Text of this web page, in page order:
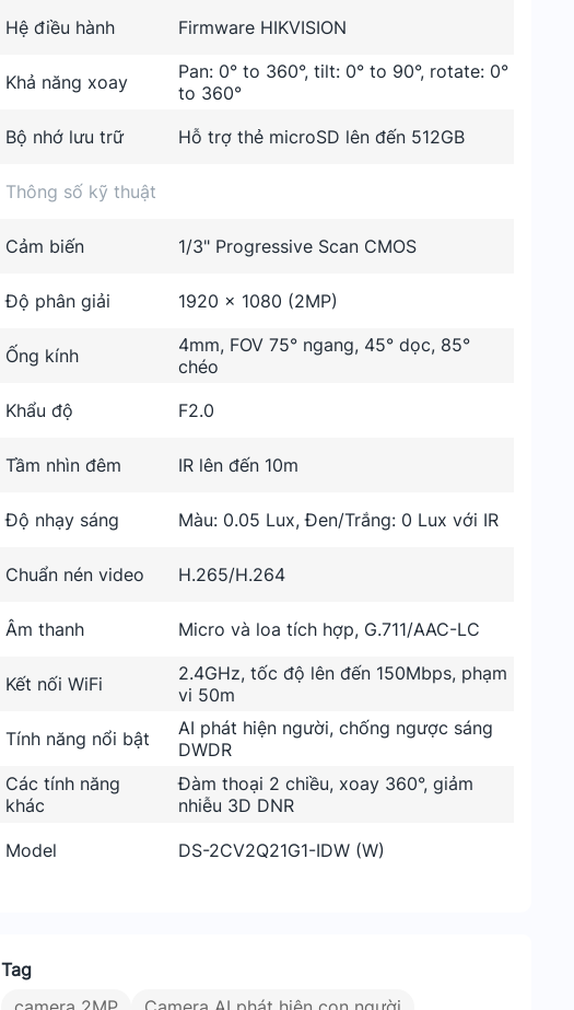
Hệ điều hành Firmware HIKVISION
Khả năng xoay
Pan: 0° to 360°, tilt: 0° to 90°, rotate: 0°
to 360°
Bộ nhớ lưu trữ
Hỗ trợ thẻ microSD lên đến 512GB
Thông số kỹ thuật
Cảm biến 1/3" Progressive Scan CMOS
Độ phân giải 1920 × 1080 (2MP)
Ống kính
4mm, FOV 75° ngang, 45° dọc, 85°
chéo
Khẩu độ
F2.0
Tầm nhìn đêm IR lên đến 10m
Độ nhạy sáng Màu: 0.05 Lux, Đen/Trắng: 0 Lux với IR
Chuẩn nén video H.265/H.264
Âm thanh Micro và loa tích hợp, G.711/AAC-LC
Kết nối WiFi
2.4GHz, tốc độ lên đến 150Mbps, phạm
vi 50m
Tính năng nổi bật
AI phát hiện người, chống ngược sáng
DWDR
Các tính năng
khác
Đàm thoại 2 chiều, xoay 360°, giảm
nhiễu 3D DNR
Model DS-2CV2Q21G1-IDW (W)
Tag